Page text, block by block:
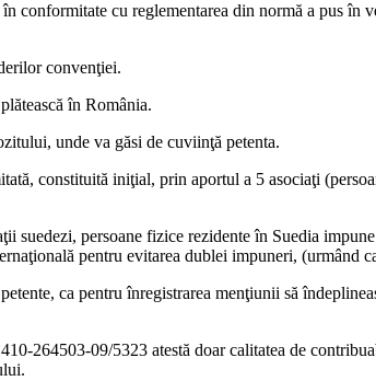
conformitate cu reglementarea din normă a pus
convenţiei.
în România.
unde va găsi de cuviinţă petenta.
constituită iniţial, prin aportul a 5 asociaţi
suedezi, persoane fizice rezidente în Suedia
pentru evitarea dublei impuneri, (urmând
ca pentru înregistrarea menţiunii să
264503-09/5323 atestă doar calitatea de